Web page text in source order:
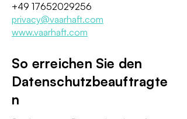
+49 17652029256
privacy@vaarhaft.com
www.vaarhaft.com
So erreichen Sie den
Datenschutzbeauftragte
n